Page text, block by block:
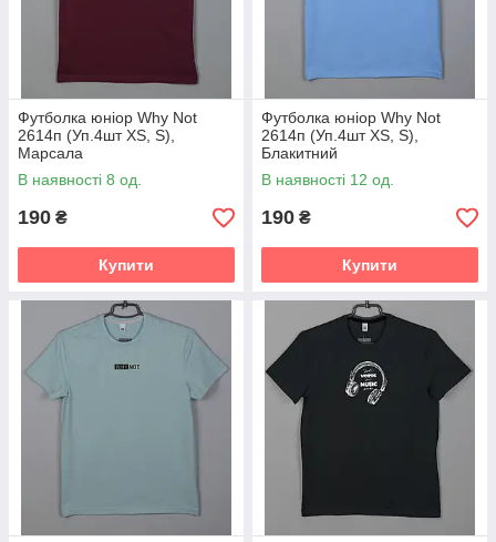
Футболка юніор Why Not
2614п (Уп.4шт XS, S),
Марсала
В наявності 8 од.
190 ₴
Купити
Футболка юніор Why Not
2614п (Уп.4шт XS, S),
Блакитний
В наявності 12 од.
190 ₴
Купити